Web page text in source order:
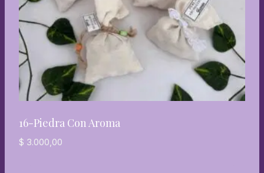
16-Piedra Con Aroma
$ 3.000,00